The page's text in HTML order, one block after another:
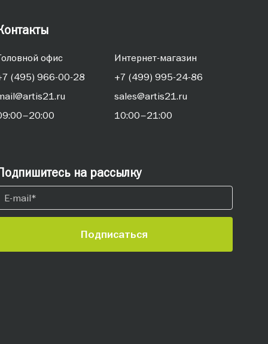
офис
(495) 966-00-28
Интернет-магазин
+7 (499) 995-24-86
sales@artis21.ru
10:00–21:00
на рассылку
Подписаться